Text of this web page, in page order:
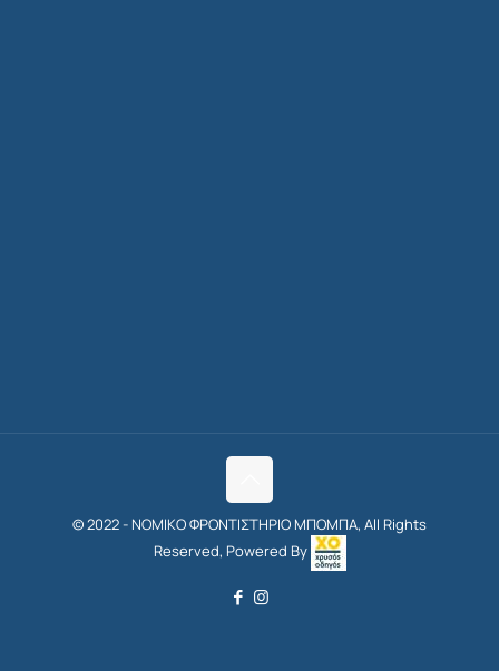
© 2022 - ΝΟΜΙΚΟ ΦΡΟΝΤΙΣΤΗΡΙΟ ΜΠΟΜΠΑ, All Rights
Reserved, Powered By